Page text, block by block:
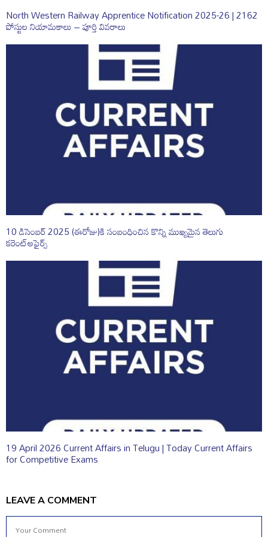
North Western Railway Apprentice Notification 2025-26 | 2162
పోస్టుల నియామకాలు – పూర్తి వివరాలు
10 డిసెంబర్ 2025 (ఈరోజు)కి సంబంధించిన కొన్ని ముఖ్యమైన తెలుగు
కరెంట్‌‌‌అఫైర్స్
19 April 2026 Current Affairs in Telugu | Today Current Affairs
for Competitive Exams
LEAVE A COMMENT